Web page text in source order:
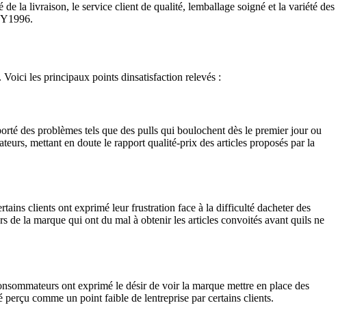
la livraison, le service client de qualité, lemballage soigné et la variété des
Voici les principaux points dinsatisfaction relevés :
des problèmes tels que des pulls qui boulochent dès le premier jour ou
mettant en doute le rapport qualité-prix des articles proposés par la
clients ont exprimé leur frustration face à la difficulté dacheter des
de la marque qui ont du mal à obtenir les articles convoités avant quils ne
ont exprimé le désir de voir la marque mettre en place des
comme un point faible de lentreprise par certains clients.